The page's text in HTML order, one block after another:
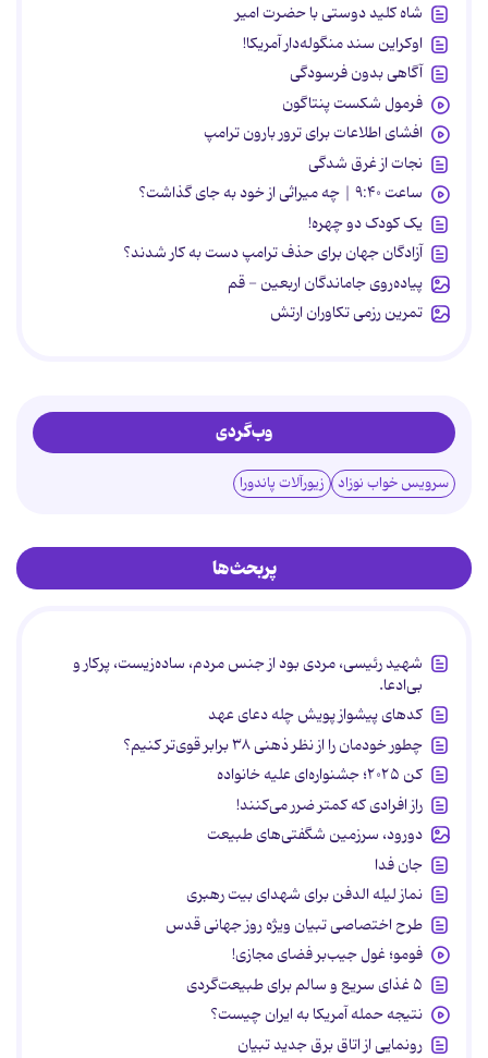
شاه کلید دوستی با حضرت امیر
اوکراین سند منگوله‌دار آمریکا!
آگاهی بدون فرسودگی
فرمول شکست پنتاگون
افشای اطلاعات برای ترور بارون ترامپ
نجات از غرق شدگی
ساعت ۹:۴۰ | چه میراثی از خود به جای گذاشت؟
یک کودک دو چهره!
آزادگان جهان برای حذف ترامپ دست به کار شدند؟
پیاده‌روی جاماندگان اربعین - قم
تمرین رزمی تکاوران ارتش
وب‌گردی
سرویس خواب نوزاد زیورآلات پاندورا
پربحث‌ها
شهید رئیسی، مردی بود از جنس مردم، ساده‌زیست، پرکار و
بی‌ادعا.
کدهای پیشواز پویش چله دعای عهد
چطور خودمان را از نظر ذهنی ۳۸ برابر قوی‌تر کنیم؟
کن ۲۰۲۵؛ جشنواره‌ای علیه خانواده
راز افرادی که کمتر ضرر می‌کنند!
دورود، سرزمین شگفتی‌های طبیعت
جان فدا
نماز لیله الدفن برای شهدای بیت رهبری
طرح اختصاصی تبیان ویژه روز جهانی قدس
فومو؛ غول جیب‌بر فضای مجازی!
۵ غذای سریع و سالم برای طبیعت‌گردی
نتیجه حمله آمریکا به ایران چیست؟
رونمایی از اتاق برق جدید تبیان